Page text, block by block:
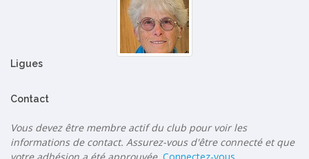
Ligues
Contact
Vous devez être membre actif du club pour voir les
informations de contact. Assurez-vous d'être connecté et que